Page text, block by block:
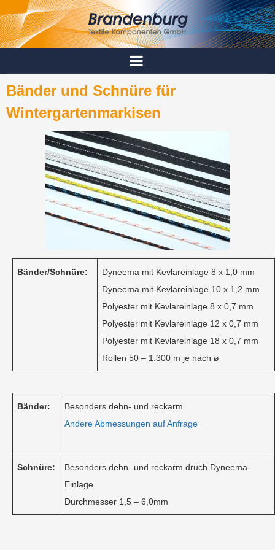
Bänder und Schnüre für
Wintergartenmarkisen
Bänder/Schnüre:
Dyneema mit Kevlareinlage 8 x 1,0 mm
Dyneema mit Kevlareinlage 10 x 1,2 mm
Polyester mit Kevlareinlage 8 x 0,7 mm
Polyester mit Kevlareinlage 12 x 0,7 mm
Polyester mit Kevlareinlage 18 x 0,7 mm
Rollen 50 – 1.300 m je nach ø
Bänder:
Besonders dehn- und reckarm
Andere Abmessungen auf Anfrage
Schnüre:
Besonders dehn- und reckarm druch Dyneema-
Einlage
Durchmesser 1,5 – 6,0mm